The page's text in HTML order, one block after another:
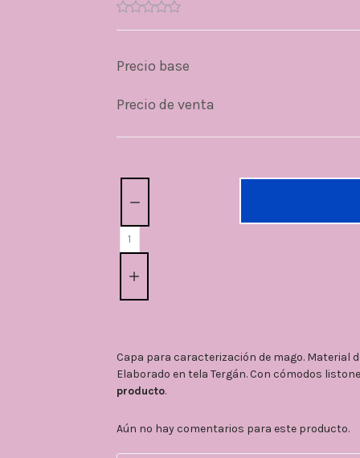
Precio base
Precio de venta
Capa para caracterización de mago. Material
Elaborado en tela Tergán. Con cómodos
producto.
Aún no hay comentarios para este producto.